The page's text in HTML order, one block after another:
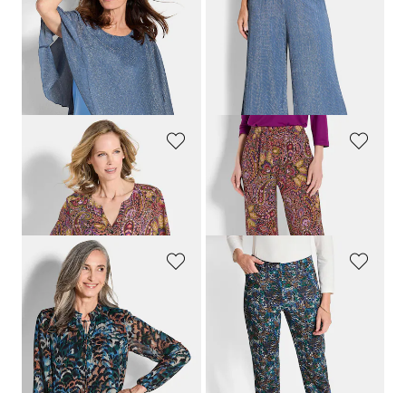
GOLDNER
T-shirt élégant avec passepoil plissé
49,95 €99,95 €
Meilleur prix sur 30 jours** : 59,95 €
(-16%)
GOLDNER
69,95 €119,95 €
Meilleur prix sur 30 jours** : 89,95 €
GOLDNER
Blouse en pure viscose
69,95 €
GOLDNER
49,95 €89,95 €
GOLDNER
Blouse imprimée en voile.
49,95 €89,95 €
Meilleur prix sur 30 jours** : 59,95 €
(-16%)
GOLDNER
PantalonLOUISAen matière scuba
69,95 €139,95 €
Meilleur prix sur 30 jours** : 99,95 €